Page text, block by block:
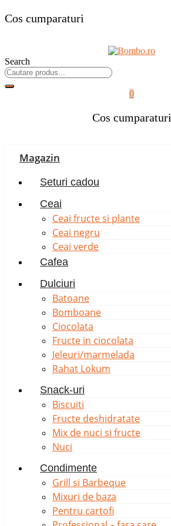
Cos cumparaturi
Search
0
Cos cumparaturi
Magazin
Seturi cadou
Ceai
Ceai fructe si plante
Ceai negru
Ceai verde
Cafea
Dulciuri
Batoane
Bomboane
Ciocolata
Fructe in ciocolata
Jeleuri/marmelada
Rahat Lokum
Snack-uri
Biscuiti
Fructe deshidratate
Mix de nuci si fructe
Nuci
Condimente
Grill si Barbeque
Mixuri de baza
Pentru cartofi